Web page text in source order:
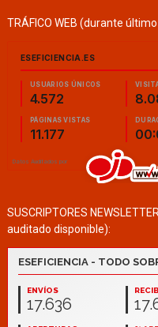
TRÁFICO WEB (durante
SUSCRIPTORES
auditado disponible):